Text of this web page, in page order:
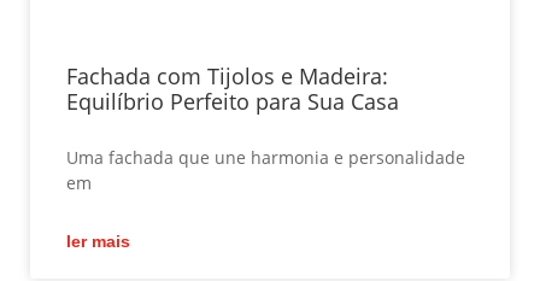
Fachada com Tijolos e Madeira:
Equilíbrio Perfeito para Sua Casa
Uma fachada que une harmonia e personalidade
em
ler mais